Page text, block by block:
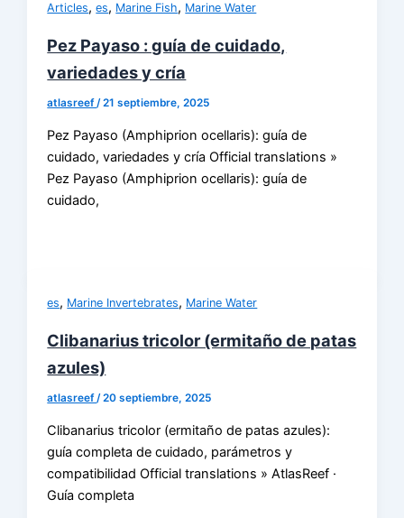
Articles,es, Marine Fish, Marine Water
Pez Payaso : guía de cuidado,
variedades y cría
atlasreef/21 septiembre, 2025
Pez Payaso (Amphiprion ocellaris): guía de
cuidado, variedades y cría Official translations »
Pez Payaso (Amphiprion ocellaris): guía de
cuidado,
es, Marine Invertebrates, Marine Water
Clibanarius tricolor (ermitaño de patas
azules)
atlasreef/20 septiembre, 2025
Clibanarius tricolor (ermitaño de patas azules):
guía completa de cuidado, parámetros y
compatibilidad Official translations » AtlasReef ·
Guía completa